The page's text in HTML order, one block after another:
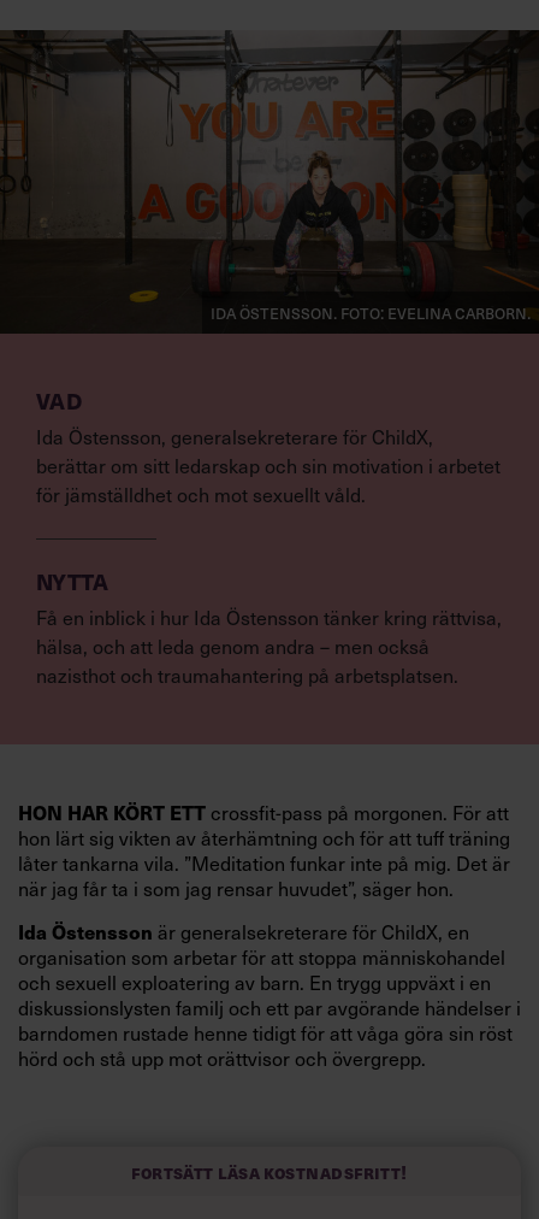
VAD
Ida Östensson, generalsekreterare för ChildX,
berättar om sitt ledarskap och sin motivation i arbetet
för jämställdhet och mot sexuellt våld.
NYTTA
Få en inblick i hur Ida Östensson tänker kring rättvisa,
hälsa, och att leda genom andra – men också
nazisthot och traumahantering på arbetsplatsen.
Ida Östensson. Foto: Evelina Carborn.
HON HAR KÖRT ETT crossfit-pass på morgonen. För att
hon lärt sig vikten av återhämtning och för att tuff träning
låter tankarna vila. ”Meditation funkar inte på mig. Det är
när jag får ta i som jag rensar huvudet”, säger hon.
Ida Östensson är generalsekreterare för ChildX, en
organisation som arbetar för att stoppa människohandel
och sexuell exploatering av barn. En trygg uppväxt i en
diskussionslysten familj och ett par avgörande händelser i
barndomen rustade henne tidigt för att våga göra sin röst
hörd och stå upp mot orättvisor och övergrepp.
”Jag ältar inte problem, jag löser dem”, säger hon.
Fortsätt läsa kostnadsfritt!